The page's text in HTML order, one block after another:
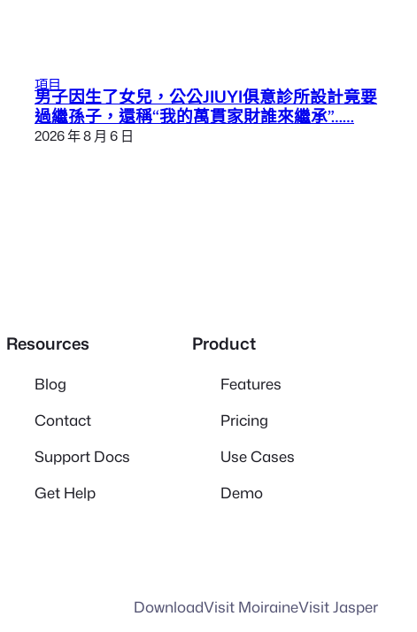
項目
男子因生了女兒，公公JIUYI俱意診所設計竟要
過繼孫子，還稱“我的萬貫家財誰來繼承”……
2026 年 8 月 6 日
Resources
Blog
Contact
Support Docs
Get Help
Product
Features
Pricing
Use Cases
Demo
DownloadVisit MoiraineVisit Jasper